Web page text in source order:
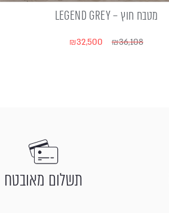
מטבח חוץ – LEGEND GREY
₪36,108
₪32,500
תשלום מאובטח